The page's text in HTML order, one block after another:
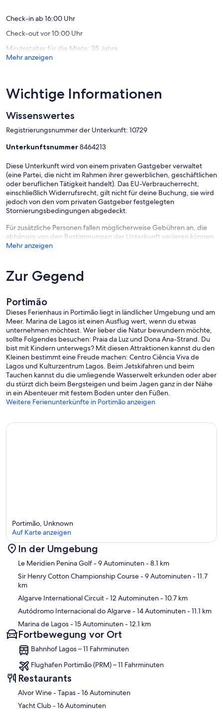
 Für den Zeitraum vom 20. April bis 15. Juni und vom 14.
An - und / oder Abreisetag neben den Kalendertagen liegt, damit
Bevorzugte Bedingungen gelten für Anfragen unter diesen
Umständen.
Personen wird der Preis entsprechend der endgültigen
Personenzahl angepasst
aber Strom und Gas werden zusätzlich nach Verbrauch
Check-in ab 16:00 Uhr
Check-out vor 10:00 Uhr
Mindestalter für die Miete: 35 Jahre
Mehr anzeigen
Wichtige Informationen
Wissenswertes
Registrierungsnummer der Unterkunft: 10729
Unterkunftsnummer8464213
Diese Unterkunft wird von einem privaten Gastgeber verwaltet
(eine Partei, die nicht im Rahmen ihrer gewerblichen, geschäftlichen
oder beruflichen Tätigkeit handelt). Das EU-Verbraucherrecht,
einschließlich Widerrufsrecht, gilt nicht für deine Buchung, sie wird
jedoch von den vom privaten Gastgeber festgelegten
Stornierungsbedingungen abgedeckt.
Für zusätzliche Personen fallen möglicherweise Gebühren an, die
abhängig von den Bestimmungen der Unterkunft variieren können.
Mehr anzeigen
Zur Gegend
Portimão
Dieses Ferienhaus in Portimão liegt in ländlicher Umgebung und am
Meer. Marina de Lagos ist einen Ausflug wert, wenn du etwas
unternehmen möchtest. Wer lieber die Natur bewundern möchte,
sollte Folgendes besuchen: Praia da Luz und Dona Ana-Strand. Du
bist mit Kindern unterwegs? Mit diesen Attraktionen kannst du den
Kleinen bestimmt eine Freude machen: Centro Ciência Viva de
Lagos und Kulturzentrum Lagos. Beim Jetskifahren und beim
Tauchen kannst du die umliegende Wasserwelt erkunden oder aber
du stürzt dich beim Bergsteigen und beim Jagen ganz in der Nähe
in ein Abenteuer mit festem Boden unter den Füßen.
Weitere Ferienunterkünfte in Portimão anzeigen
Karte
Portimão, Unknown
Auf Karte anzeigen
In der Umgebung
Le Meridien Penina Golf- 9 Autominuten- 8.1 km
Sir Henry Cotton Championship Course- 9 Autominuten- 11.7
km
Algarve International Circuit- 12 Autominuten- 10.7 km
Autódromo Internacional do Algarve- 14 Autominuten- 11.1 km
Marina de Lagos- 15 Autominuten- 12.1 km
Fortbewegung vor Ort
Bahnhof Lagos – 11 Fahrminuten
Flughafen Portimão (PRM) – 11 Fahrminuten
Restaurants
‪Alvor Wine - Tapas - ‬16 Autominuten
‪Yacht Club - ‬16 Autominuten